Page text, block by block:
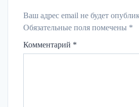
Ваш адрес email не будет
Обязательные поля помечены *
Комментарий *